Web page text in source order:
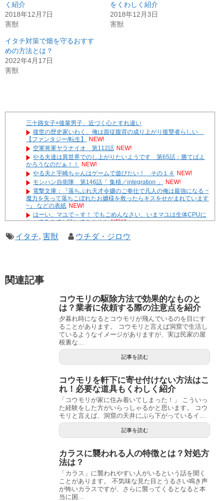
く紹介
2018年12月7日
害獣
をくわしく紹介
2018年12月3日
害獣
イタチ対策で畑を守るおすす
めの方法とは？
2022年4月17日
害獣
三十路女子×後輩男子、近づく心とすれ違い
後世の歴史家いわく、俺は面従腹背の成り上がり復讐者らしい
【ファンタジー/転生】
NEW!
空軍将軍ヤラナイオ 第112話 NEW!
やる夫達は異世界でのし上がりたいようです 第65話：勝てばよ
かろうなのだぁ！！
NEW!
やる夫と宇崎ちゃんはゲームで遊びたい！ その１４
NEW!
モンハン自衛隊 第146話「 集積／integration 」
NEW!
電撃文庫：『落ちぶれ天才令嬢のご奉仕で凡人の俺は最強になる ~
魔力を失って落ちこぼれたお嬢様を救ったらキスをせがまれています
~』 などの表紙 NEW!
はーい、マユで～す！ でもごめんなさい、いまマユは生体CPUに
なってるのでお話しできません NEW!
やる夫達は安価で作られた世界で生きているようです ２９６
２ -32
イタチ, 害獣 ウチダ・ジロウ
関連記事
コウモリの駆除方法で効果的なものと
は？業者に依頼する際の注意点を紹介
夕暮れ時になるとコウモリが飛んでいるのを目にす
ることがあります。 コウモリと言えば洞窟で生活し
ているようなイメージがありますが、実は民家の屋
根裏な...
記事を読む
コウモリを軒下に寄せ付けない方法はこ
れ！必要な道具もくわしく紹介
「コウモリが家に住み着いてしまった！」 こういっ
た経験をした方がいらっしゃるかと思います。 コウ
モリと言えば、洞窟の天井にぶら下がっているイ...
記事を読む
カラスに襲われる人の特徴とは？対処方
法は？
「カラス」に襲われやすい人がいるという話を聞く
ことがあります。 不気味な見た目とうるさい鳴き声
が怖いカラスですが、さらに襲ってくるとなると本
当に困...